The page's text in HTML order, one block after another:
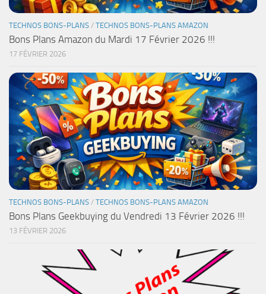
TECHNOS BONS-PLANS / TECHNOS BONS-PLANS AMAZON
Bons Plans Amazon du Mardi 17 Février 2026 !!!
17 FÉVRIER 2026
TECHNOS BONS-PLANS / TECHNOS BONS-PLANS AMAZON
Bons Plans Geekbuying du Vendredi 13 Février 2026 !!!
13 FÉVRIER 2026